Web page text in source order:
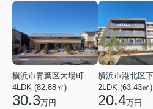
横浜市青葉区大場町
4LDK (82.88㎡)
30.3万円
2LDK (63.43㎡)
20.4万円